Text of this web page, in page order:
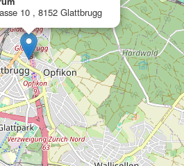
10 , 8152 Glattbrugg